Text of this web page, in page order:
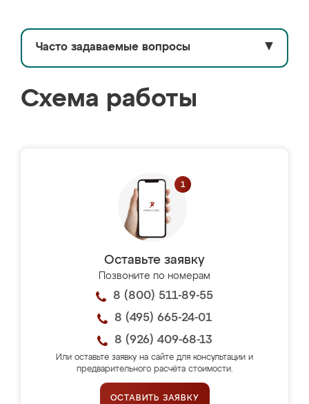
Часто задаваемые вопросы ▼
Схема работы
Оставьте заявку
Позвоните по номерам
8 (800) 511-89-55
8 (495) 665-24-01
8 (926) 409-68-13
Или оставьте заявку на сайте для консультации и
предварительного расчёта стоимости.
ОСТАВИТЬ ЗАЯВКУ